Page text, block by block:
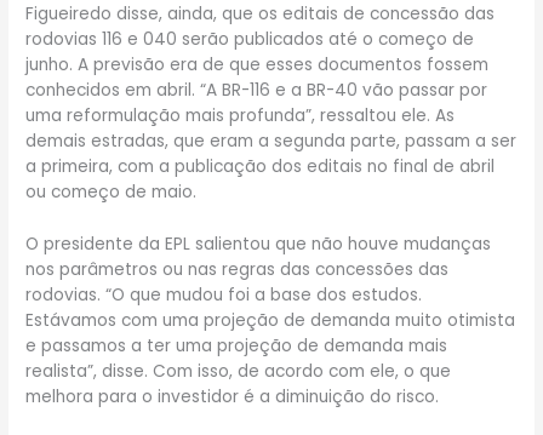
Figueiredo disse, ainda, que os editais de concessão das
rodovias 116 e 040 serão publicados até o começo de
junho. A previsão era de que esses documentos fossem
conhecidos em abril. “A BR-116 e a BR-40 vão passar por
uma reformulação mais profunda”, ressaltou ele. As
demais estradas, que eram a segunda parte, passam a ser
a primeira, com a publicação dos editais no final de abril
ou começo de maio.
O presidente da EPL salientou que não houve mudanças
nos parâmetros ou nas regras das concessões das
rodovias. “O que mudou foi a base dos estudos.
Estávamos com uma projeção de demanda muito otimista
e passamos a ter uma projeção de demanda mais
realista”, disse. Com isso, de acordo com ele, o que
melhora para o investidor é a diminuição do risco.